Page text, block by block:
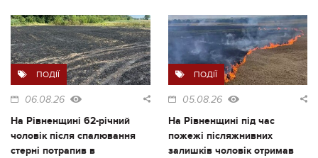
ПОДІЇ
06.08.26
На Рівненщині 62-річний
чоловік після спалювання
стерні потрапив в
ПОДІЇ
05.08.26
На Рівненщині під час
пожежі післяжнивних
залишків чоловік отримав